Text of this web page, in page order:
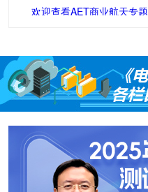
欢迎查看AET商业航天专题